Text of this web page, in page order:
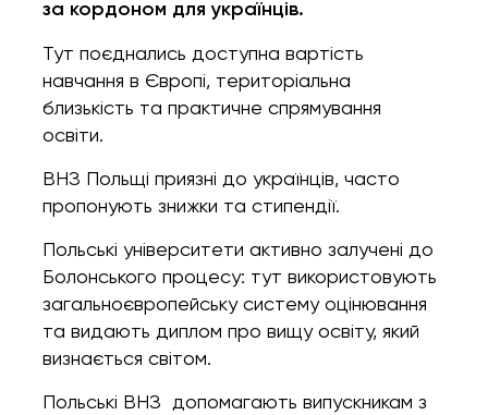
за кордоном для українців.
Тут поєднались доступна вартість
навчання в Європі, територіальна
близькість та практичне спрямування
освіти.
ВНЗ Польщі приязні до українців, часто
пропонують знижки та стипендії.
Польські університети активно залучені до
Болонського процесу: тут використовують
загальноєвропейську систему оцінювання
та видають диплом про вищу освіту, який
визнається світом.
Польські ВНЗ допомагають випускникам з